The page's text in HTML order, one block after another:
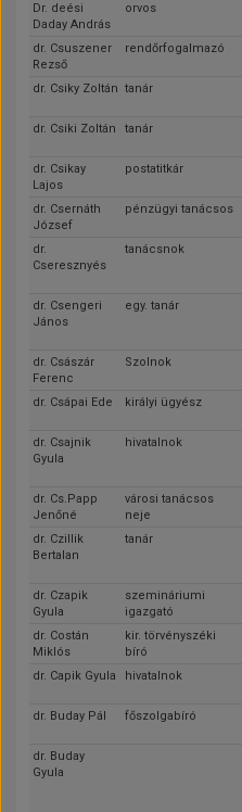
Dr. deési
Daday András
orvos
dr. Csuszener
Rezső
rendőrfogalmazó
dr. Csiky Zoltán tanár
dr. Csiki Zoltán tanár
dr. Csikay
Lajos
postatitkár
dr. Csernáth
József
pénzügyi tanácsos
dr.
Cseresznyés
tanácsnok
dr. Csengeri
János
egy. tanár
dr. Császár
Ferenc
Szolnok
dr. Csápai Ede királyi ügyész
dr. Csajnik
Gyula
hivatalnok
dr. Cs.Papp
Jenőné
városi tanácsos
neje
dr. Czillik
Bertalan
tanár
dr. Czapik
Gyula
szemináriumi
igazgató
dr. Costán
Miklós
kir. törvényszéki
bíró
dr. Capik Gyula hivatalnok
dr. Buday Pál főszolgabíró
dr. Buday
Gyula